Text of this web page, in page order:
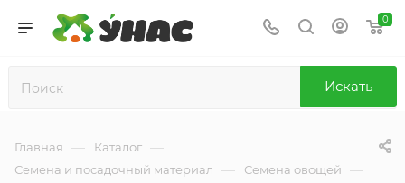
0
Искать
Главная — Каталог —
Семена и посадочный материал — Семена овощей —